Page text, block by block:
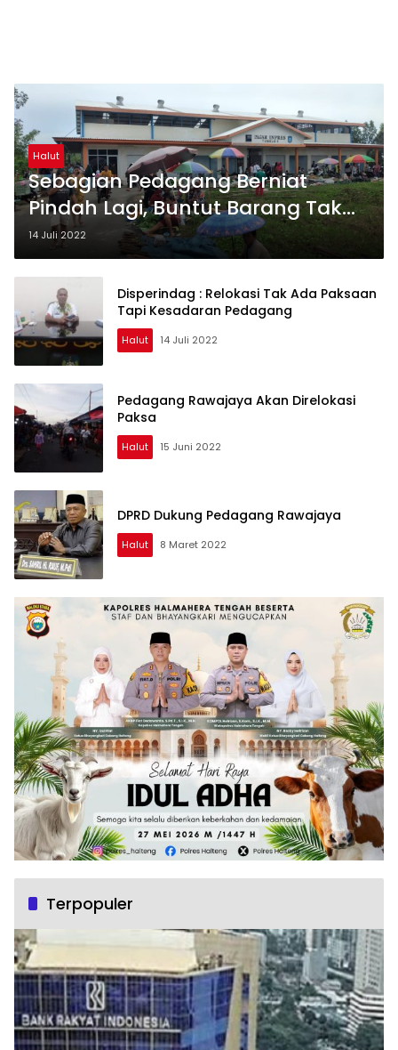
Halut
Sebagian Pedagang Berniat
Pindah Lagi, Buntut Barang Tak
Laku
14 Juli 2022
Disperindag : Relokasi Tak Ada Paksaan
Tapi Kesadaran Pedagang
Halut 14 Juli 2022
Pedagang Rawajaya Akan Direlokasi
Paksa
Halut 15 Juni 2022
DPRD Dukung Pedagang Rawajaya
Halut 8 Maret 2022
Terpopuler